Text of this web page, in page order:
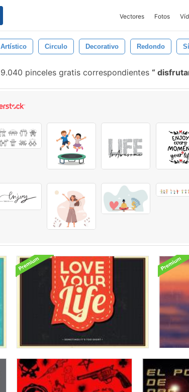
Vectores Fotos
Artístico Circulo Decorativo Redondo
9.040 pinceles gratis correspondientes